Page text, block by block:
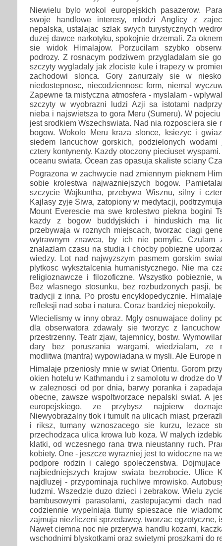
Niewielu bylo wokol europejskich pasazerow.
swoje handlowe interesy, mlodzi Anglicy z
nepalska, ustalajac szlak swych turystycznych
duzej dawce narkotyku, spokojnie drzemali. Za
sie widok Himalajow. Porzucilam szybko
podrozy. Z rosnacym podziwem przygladalam sie
szczyty wygladaly jak zlociste kule i trapezy w
zachodowi slonca. Gory zanurzaly sie w
niedostepnosc, niecodziennosc form, niemal
Zapewne ta mistyczna atmosfera - myslalam -
szczyty w wyobrazni ludzi Azji sa istotami
nieba i najswietsza to gora Meru (Sumeru). W
jest srodkiem Wszechswiata. Nad nia rozposciera sie
bogow. Wokolo Meru kraza slonce, ksiezyc i
siedem lancuchow gorskich, podzielonych
cztery kontynenty. Kazdy otoczony pieciuset
oceanu swiata. Ocean zas opasuja skaliste sciany
Pograzona w zachwycie nad zmiennym pieknem
sobie krolestwa najwazniejszych bogow.
szczycie Wajkuntha, przebywa Wisznu, silny i
Kajlasy zyje Siwa, zatopiony w medytacji,
Mount Everescie ma swe krolestwo piekna bogini
kazdy z bogow buddyjskich i hinduskich ma
przebywaja w roznych miejscach, tworzac ciagi
wytrawnym znawca, by ich nie pomylic.
znalazlam czasu na studia i chocby pobiezne
wiedzy. Lot nad najwyzszym pasmem gorskim
plytkosc wyksztalcenia humanistycznego. Nie ma
religioznawcze i filozoficzne. Wszystko pobieznie,
Bez wlasnego stosunku, bez rozbudzonych pasji,
tradycji z inna. Po prostu encyklopedycznie.
refleksji nad soba i natura. Coraz bardziej niepokoily.
Wlecielismy w inny obraz. Mgly osnuwajace doliny
dla obserwatora zdawaly sie tworzyc z
przestrzenny. Teatr zjaw, tajemnicy, bostw.
dary bez poruszania wargami, wiedzialam, ze
modlitwa (mantra) wypowiadana w mysli. Ale Europe
Himalaje przeniosly mnie w swiat Orientu. Gorom
okien hotelu w Kathmandu i z samolotu w drodze do
w zaleznosci od por dnia, barwy poranka i
obecne, zawsze wspoltworzace nepalski swiat. A
europejskiego, ze przybysz najpierw
Niewyobrazalny tlok i tumult na ulicach miast,
i riksz, tumany wznoszacego sie kurzu, lezace
przechodzaca ulica krowa lub koza. W malych
klatki, od wczesnego rana trwa nieustanny ruch.
kobiety. One - jeszcze wyrazniej jest to widoczne na
podpore rodzin i calego spoleczenstwa.
najbiedniejszych krajow swiata bezrobocie. Ulice
najdluzej - przypominaja ruchliwe mrowisko.
ludzmi. Wszedzie duzo dzieci i zebrakow. Wielu
bambusowymi parasolami, zastepujacymi dach
codziennie wypelniaja tlumy spieszace nie
zajmuja niezliczeni sprzedawcy, tworzac egzotyczne,
Nawet ciemna noc nie przerywa handlu kozami,
wschodnimi blyskotkami oraz swietymi proszkami do